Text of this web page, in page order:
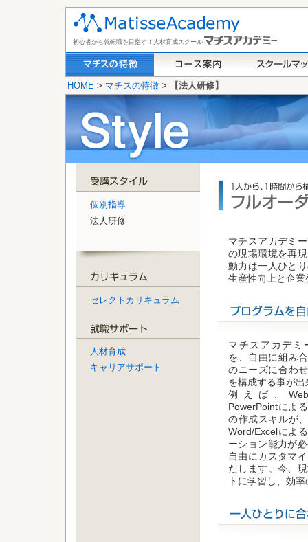
初心者から就転職を目指す！人材育成スクール
HOME > マチスの特徴 > 【法人研修】
マチスアカデミ
の現場環境を再
動力は一人ひと
生産性向上と企
マチスアカデミ
を、自由に組み
のニーズに合わ
を構成する事が出
例えば、
PowerPointによ
の作成スキルが
Word/Excelによ
ーション能力が
自由にカスタマ
たします。今、
トに学習し、効
個別指導
法人研修
セレクトカリキュラム
人材育成
キャリアサポート